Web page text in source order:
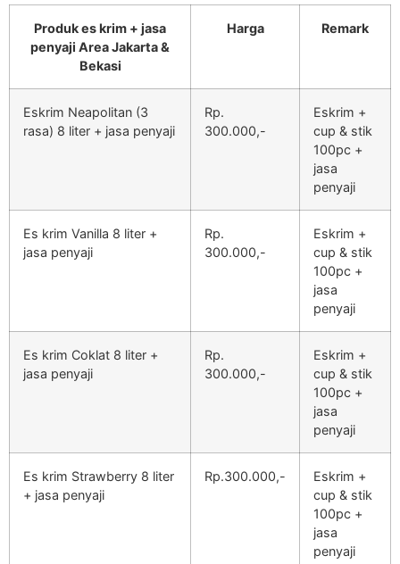
Produk es krim + jasa
penyaji Area Jakarta &
Bekasi
Harga Remark
Eskrim Neapolitan (3
rasa) 8 liter + jasa penyaji
Rp.
300.000,-
Eskrim +
cup & stik
100pc +
jasa
penyaji
Es krim Vanilla 8 liter +
jasa penyaji
Rp.
300.000,-
Eskrim +
cup & stik
100pc +
jasa
penyaji
Es krim Coklat 8 liter +
jasa penyaji
Rp.
300.000,-
Eskrim +
cup & stik
100pc +
jasa
penyaji
Es krim Strawberry 8 liter
+ jasa penyaji
Rp.300.000,-
Eskrim +
cup & stik
100pc +
jasa
penyaji